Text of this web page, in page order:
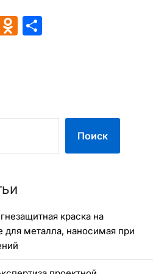
Odnoklassniki
Поиск
краска на
для металла, наносимая при